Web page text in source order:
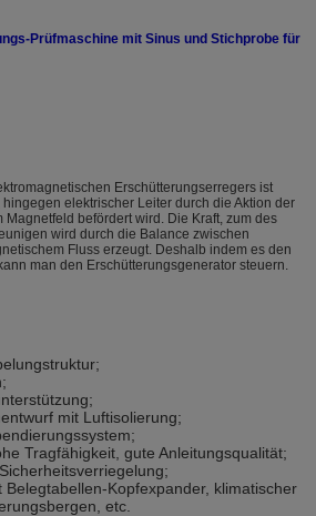
Prüfmaschine mit Sinus und Stichprobe für
Erschütterungserregers ist
elektrischer Leiter durch die Aktion der
befördert wird. Die Kraft, zum des
wird durch die Balance zwischen
Fluss erzeugt. Deshalb indem es den
man den Erschütterungsgenerator steuern.
mit Luftisolierung;
Tragfähigkeit, gute Anleitungsqualität;
Kopfexpander, klimatischer
etc.